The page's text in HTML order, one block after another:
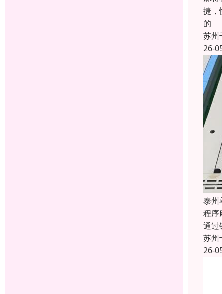
捷，
的
苏州
26-
泰州
程序
通过
苏州
26-